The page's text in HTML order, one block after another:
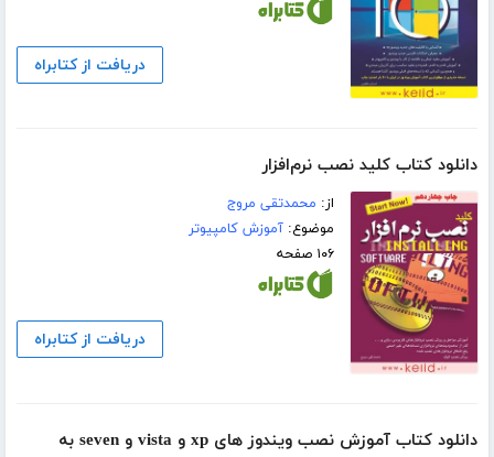
دریافت از کتابراه
دانلود کتاب کلید نصب نرم‌افزار
از: محمدتقی مروج
موضوع:آموزش کامپیوتر
۱۰۶ صفحه
دریافت از کتابراه
دانلود کتاب آموزش نصب ویندوز های xp و vista و seven به